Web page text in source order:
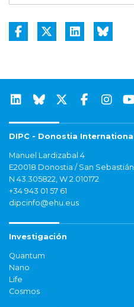
DIPC - Donostia
Manuel Lardizabal 4
E20018 Donostia / San Sebastián
N 43.305822, W 2.010172
+34 943 01 57 61
dipcinfo@ehu.eus
Investigación
Quantum
Nano
Life
Cosmos